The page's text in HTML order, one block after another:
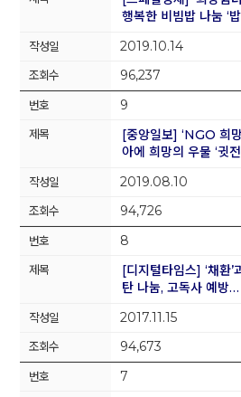
행복한 비빔밥 나눔 ‘
2019.10.14
96,237
9
[중앙일보] ‘NGO 희
아에 희망의 우물 ‘귓
2019.08.10
94,726
8
[디지털타임스] ‘채환’
탄 나눔, 고독사 예방…
2017.11.15
94,673
7